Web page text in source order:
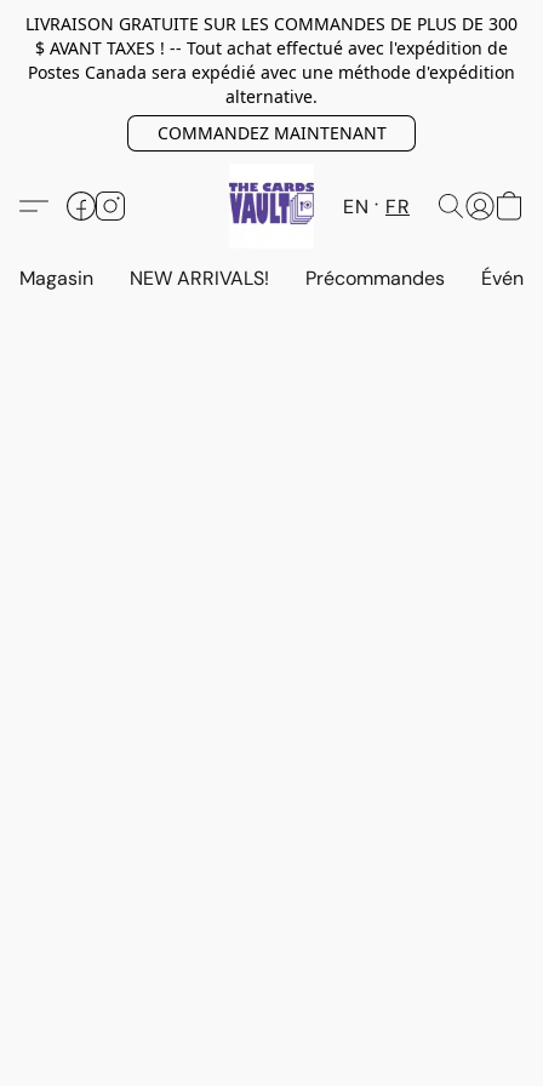
LIVRAISON GRATUITE SUR LES COMMANDES DE PLUS DE 300
$ AVANT TAXES ! -- Tout achat effectué avec l'expédition de
Postes Canada sera expédié avec une méthode d'expédition
alternative.
COMMANDEZ MAINTENANT
EN FR
Magasin NEW ARRIVALS! Précommandes